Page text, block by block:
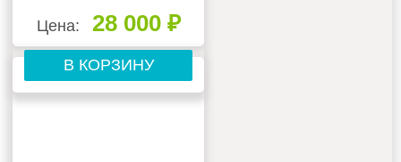
Цена: 28 000 ₽
В КОРЗИНУ